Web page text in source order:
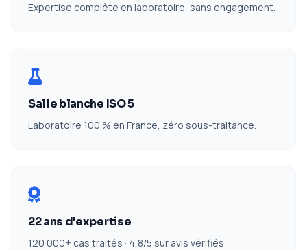
Expertise complète en laboratoire, sans engagement.
Salle blanche ISO 5
Laboratoire 100 % en France, zéro sous-traitance.
22 ans d'expertise
120 000+ cas traités · 4,8/5 sur avis vérifiés.